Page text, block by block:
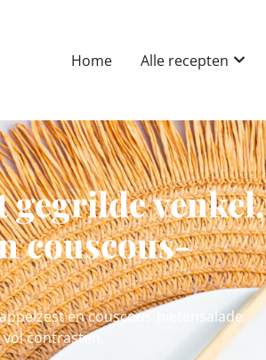
Home Alle recepten
gegrilde venkel,
couscous-
en couscous-bietensalade
contrasten.